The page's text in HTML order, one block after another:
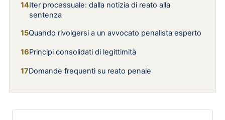
Iter processuale: dalla notizia di reato alla
sentenza
Quando rivolgersi a un avvocato penalista esperto
Principi consolidati di legittimità
Domande frequenti su reato penale